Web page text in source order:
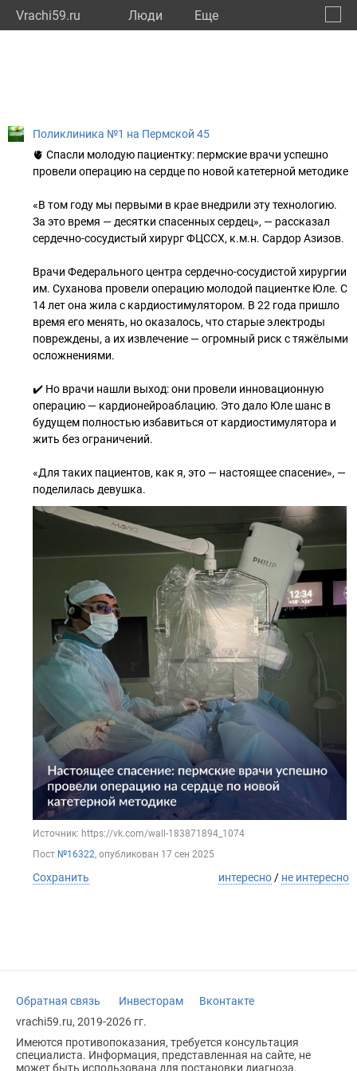
Vrachi59.ru Люди Eще
Поликлиника №1 на Пермской 45
🫀 Спасли молодую пациентку: пермские врачи успешно
провели операцию на сердце по новой катетерной методике
«В том году мы первыми в крае внедрили эту технологию.
За это время — десятки спасенных сердец», — рассказал
сердечно-сосудистый хирург ФЦССХ, к.м.н. Сардор Азизов.
Врачи Федерального центра сердечно-сосудистой хирургии
им. Суханова провели операцию молодой пациентке Юле. С
14 лет она жила с кардиостимулятором. В 22 года пришло
время его менять, но оказалось, что старые электроды
повреждены, а их извлечение — огромный риск с тяжёлыми
осложнениями.
✔️ Но врачи нашли выход: они провели инновационную
операцию — кардионейроаблацию. Это дало Юле шанс в
будущем полностью избавиться от кардиостимулятора и
жить без ограничений.
«Для таких пациентов, как я, это — настоящее спасение», —
поделилась девушка.
Источник: https://vk.com/wall-183871894_1074
Пост №16322, опубликован 17 сен 2025
Сохранить интересно / не интересно
Обратная связь Инвесторам
Вконтакте
vrachi59.ru, 2019-2026 гг.
Имеются противопоказания, требуется консультация
специалиста. Информация, представленная на сайте, не
может быть использована для постановки диагноза,